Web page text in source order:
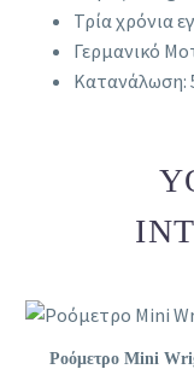
Τρία χρόνια
Γερμανικό
Κατανάλωση:
Ροόμετρο Mini